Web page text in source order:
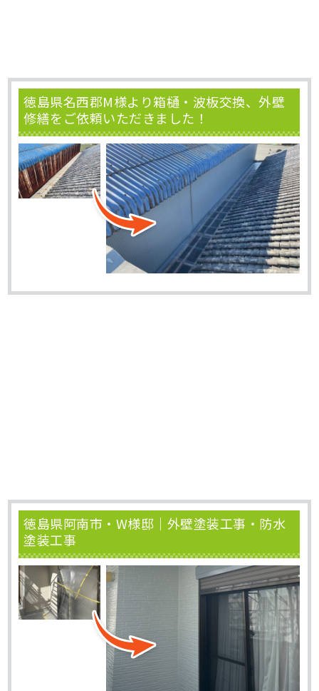
徳島県名西郡M様より箱樋・波板交換、外壁
修繕をご依頼いただきました！
徳島県阿南市・W様邸｜外壁塗装工事・防水
塗装工事